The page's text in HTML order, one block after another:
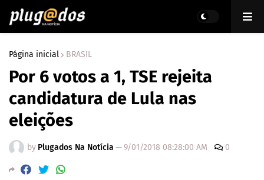
Página inicial BRASIL
Por 6 votos a 1, TSE rejeita
candidatura de Lula nas
eleições
by Plugados Na Notícia —9/01/2018 08:28:00 AM 0